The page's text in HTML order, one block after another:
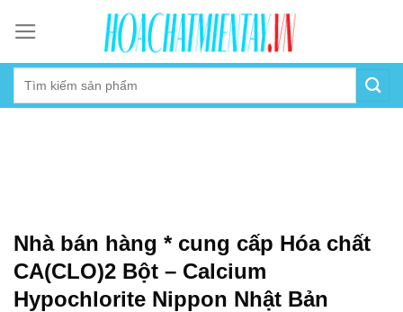
content
Nhà bán hàng * cung cấp Hóa chất
CA(CLO)2 Bột – Calcium
Hypochlorite Nippon Nhật Bản